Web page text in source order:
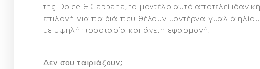
της Dolce & Gabbana, το μοντέλο αυτό αποτελεί ιδανική
επιλογή για παιδιά που θέλουν μοντέρνα γυαλιά ηλίου
με υψηλή προστασία και άνετη εφαρμογή
Δεν σου ταιριάζουν;